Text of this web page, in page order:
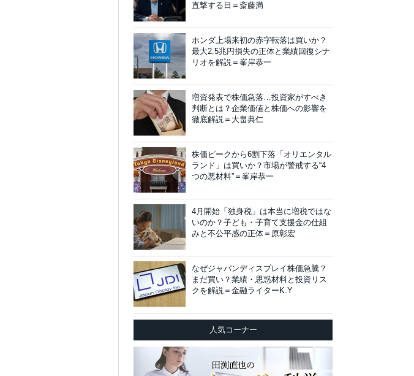
直撃する日＝斎藤満
ホンダ上場来初の赤字転落は買いか？
最大2.5兆円損失の正体と業績回復シナ
リオを解説＝峯岸恭一
増資発表で株価急落…投資家がすべき
判断とは？企業価値と株価への影響を
徹底解説＝大畠典仁
株価ピークから6割下落「オリエンタル
ランド」は買いか？市場が警戒する“4
つの悪材料”＝峯岸恭一
4月開始「独身税」は本当に増税ではな
いのか？子ども・子育て支援金の仕組
みと不公平感の正体＝原彰宏
なぜジャパンディスプレイ株価急騰？
まだ買い？業績・思惑材料と投資リス
クを解説＝金融ライターK.Y
人気コーナー